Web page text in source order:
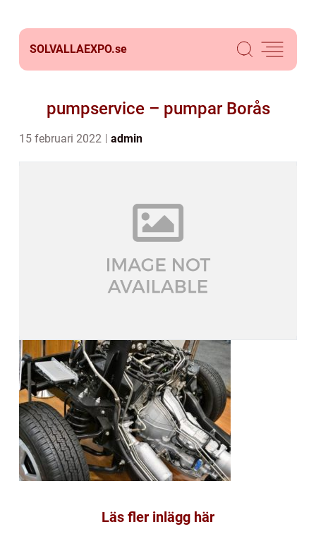
SOLVALLAEXPO.se
pumpservice – pumpar Borås
15 februari 2022 admin
Läs fler inlägg här